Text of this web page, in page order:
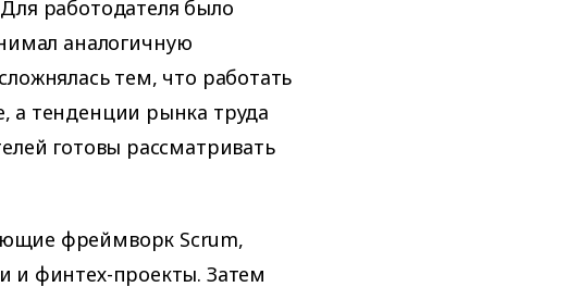
работодателя было
аналогичную
тем, что работать
а тенденции рынка труда
готовы рассматривать
фреймворк Scrum,
и финтех-проекты. Затем